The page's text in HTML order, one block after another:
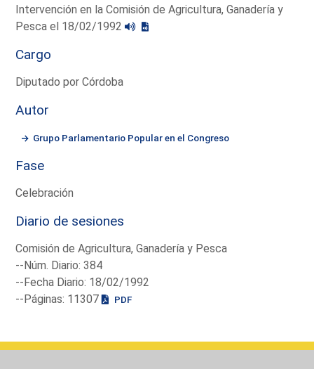
Intervención en la Comisión de Agricultura, Ganadería y
Pesca el 18/02/1992
Cargo
Diputado por Córdoba
Autor
Grupo Parlamentario Popular en el Congreso
Fase
Celebración
Diario de sesiones
Comisión de Agricultura, Ganadería y Pesca
--Núm. Diario: 384
--Fecha Diario: 18/02/1992
--Páginas: 11307
PDF